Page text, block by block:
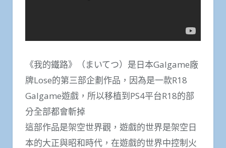
《我的鐵路》（まいてつ）是日本Galgame廠
牌Lose的第三部企劃作品，因為是一款R18
Galgame遊戲，所以移植到PS4平台R18的部
分全部都會斬掉
這部作品是架空世界觀，遊戲的世界是架空日
本的大正與昭和時代，在遊戲的世界中控制火